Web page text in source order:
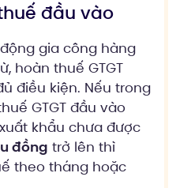
đầu vào
gia công hàng
hoàn thuế GTGT
điều kiện. Nếu trong
GTGT đầu vào
khẩu chưa được
đồng trở lên thì
theo tháng hoặc